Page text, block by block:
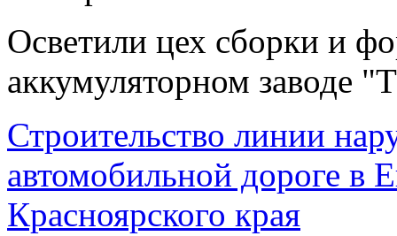
Осветили цех сборки и
аккумуляторном заводе
Строительство линии
автомобильной дороге в
Красноярского края